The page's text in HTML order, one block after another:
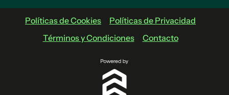
Políticas de Cookies
Políticas de Privacidad
Términos y Condiciones
Contacto